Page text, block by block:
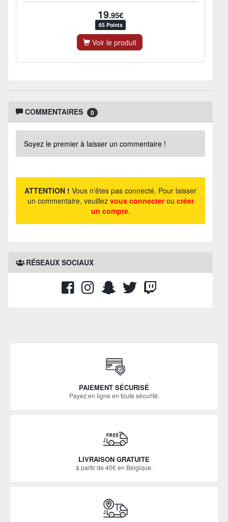
19.95€
65 Points
Voir le produit
COMMENTAIRES 0
Soyez le premier à laisser un commentaire !
ATTENTION ! Vous n'êtes pas connecté. Pour laisser
un commentaire, veuillez vous connecterou créer
un compte.
RÉSEAUX SOCIAUX
PAIEMENT SÉCURISÉ
Payez en ligne en toute sécurité.
LIVRAISON GRATUITE
à partir de 40€ en Belgique.